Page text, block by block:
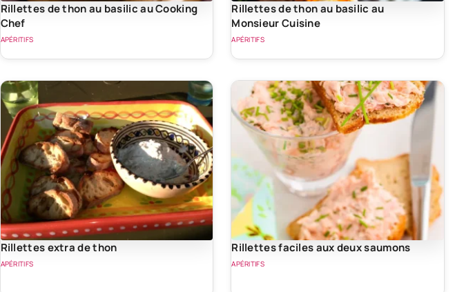
Rillettes de thon au basilic au Cooking
Chef
APÉRITIFS
Rillettes de thon au basilic au
Monsieur Cuisine
APÉRITIFS
Rillettes extra de thon
APÉRITIFS
Rillettes faciles aux deux saumons
APÉRITIFS